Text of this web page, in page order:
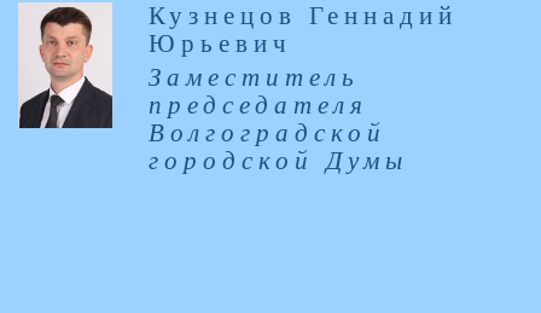
Кузнецов Геннадий
Юрьевич
Заместитель
председателя
Волгоградской
городской Думы